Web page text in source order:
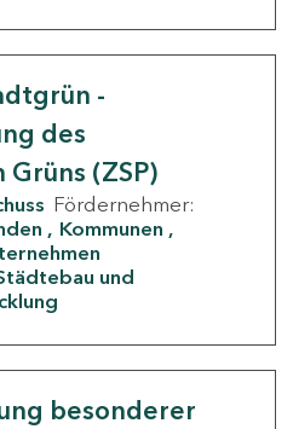
-
des
(ZSP)
Fördernehmer:
Kommunen
und
besonderer